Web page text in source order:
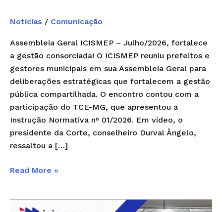
Notícias / Comunicação
Assembleia Geral ICISMEP – Julho/2026, fortalece
a gestão consorciada! O ICISMEP reuniu prefeitos e
gestores municipais em sua Assembleia Geral para
deliberações estratégicas que fortalecem a gestão
pública compartilhada. O encontro contou com a
participação do TCE-MG, que apresentou a
Instrução Normativa nº 01/2026. Em vídeo, o
presidente da Corte, conselheiro Durval Ângelo,
ressaltou a […]
Read More »
ICISMEP